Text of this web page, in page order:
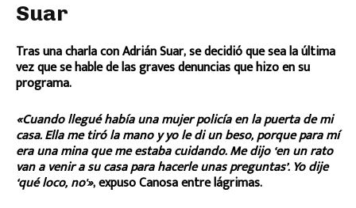
Suar
Tras una charla con Adrián Suar, se decidió que sea la última
vez que se hable de las graves denuncias que hizo en su
programa.
«Cuando llegué había una mujer policía en la puerta de mi
casa. Ella me tiró la mano y yo le di un beso, porque para mí
era una mina que me estaba cuidando. Me dijo ‘en un rato
van a venir a su casa para hacerle unas preguntas’. Yo dije
‘qué loco, no'», expuso Canosa entre lágrimas.